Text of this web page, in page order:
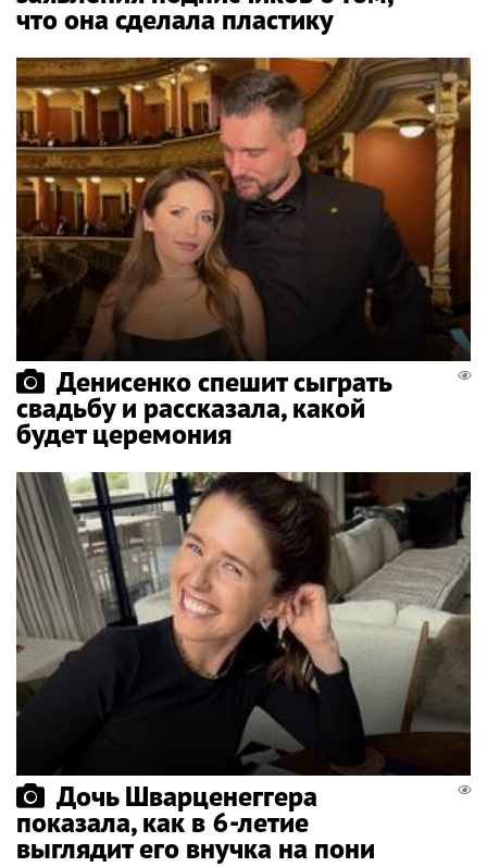
что она сделала пластику
Денисенко спешит сыграть
свадьбу и рассказала, какой
будет церемония
Дочь Шварценеггера
показала, как в 6-летие
выглядит его внучка на пони